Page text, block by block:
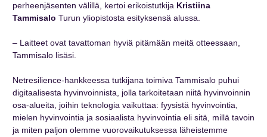
perheenjäsenten välillä, kertoi erikoistutkija Kristiina
Tammisalo Turun yliopistosta esityksensä alussa.
– Laitteet ovat tavattoman hyviä pitämään meitä otteessaan,
Tammisalo lisäsi.
Netresilience-hankkeessa tutkijana toimiva Tammisalo puhui
digitaalisesta hyvinvoinnista, jolla tarkoitetaan niitä hyvinvoinnin
osa-alueita, joihin teknologia vaikuttaa: fyysistä hyvinvointia,
mielen hyvinvointia ja sosiaalista hyvinvointia eli sitä, millä tavoin
ja miten paljon olemme vuorovaikutuksessa läheistemme